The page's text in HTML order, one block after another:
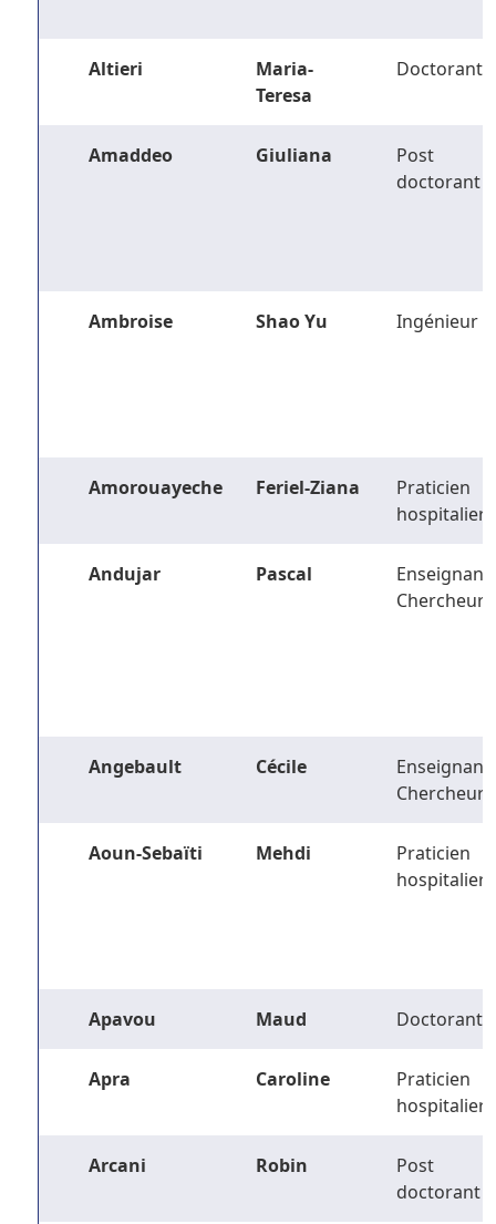
Altieri
Maria-
Teresa
Doctorant
Amaddeo Giuliana
Post
doctorant
Ambroise Shao Yu Ingénieur
Amorouayeche Feriel-Ziana
Praticien
hospitalier
Andujar Pascal
Enseignant-
Chercheur
Angebault Cécile
Enseignant-
Chercheur
Aoun-Sebaïti Mehdi
Praticien
hospitalier
Apavou Maud Doctorant
Apra Caroline
Praticien
hospitalier
Arcani Robin
Post
doctorant